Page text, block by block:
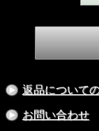
ニッパー、ボガ
返品について
お問い合わせ